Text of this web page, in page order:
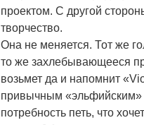
проектом. С другой
творчество.
Она не меняется. Тот же
то же захлебывающееся
возьмет да и напомнит
привычным «эльфийским»
потребность петь, что